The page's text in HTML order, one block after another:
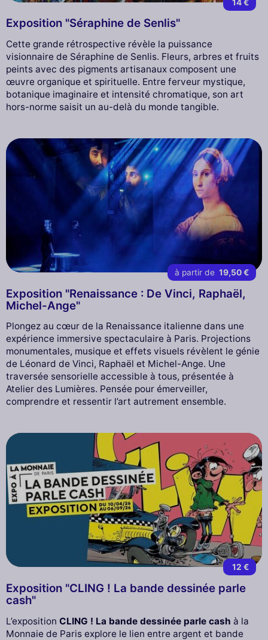
14 €
Exposition "Séraphine de Senlis"
Cette grande rétrospective révèle la puissance
visionnaire de Séraphine de Senlis. Fleurs, arbres et fruits
peints avec des pigments artisanaux composent une
œuvre organique et spirituelle. Entre ferveur mystique,
botanique imaginaire et intensité chromatique, son art
hors-norme saisit un au-delà du monde tangible.
à partir de 19,50 €
Exposition "Renaissance : De Vinci, Raphaël,
Michel-Ange"
Plongez au cœur de la Renaissance italienne dans une
expérience immersive spectaculaire à Paris. Projections
monumentales, musique et effets visuels révèlent le génie
de Léonard de Vinci, Raphaël et Michel-Ange. Une
traversée sensorielle accessible à tous, présentée à
Atelier des Lumières. Pensée pour émerveiller,
comprendre et ressentir l’art autrement ensemble.
12 €
Exposition "CLING ! La bande dessinée parle
cash"
L’exposition CLING ! La bande dessinée parle cash à la
Monnaie de Paris explore le lien entre argent et bande